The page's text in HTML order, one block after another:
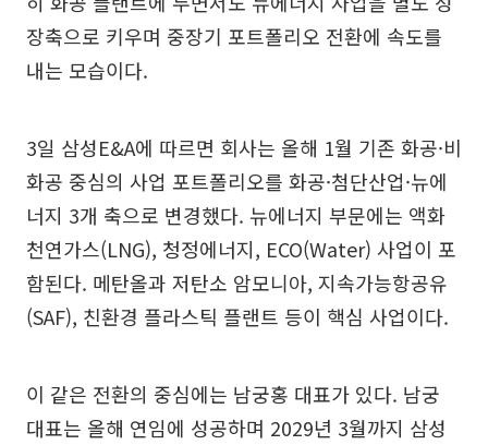
장축으로 키우며 중장기 포트폴리오 전환에 속도를
내는 모습이다.
3일 삼성E&A에 따르면 회사는 올해 1월 기존 화공·비
화공 중심의 사업 포트폴리오를 화공·첨단산업·뉴에
너지 3개 축으로 변경했다. 뉴에너지 부문에는 액화
천연가스(LNG), 청정에너지, ECO(Water) 사업이 포
함된다. 메탄올과 저탄소 암모니아, 지속가능항공유
(SAF), 친환경 플라스틱 플랜트 등이 핵심 사업이다.
이 같은 전환의 중심에는 남궁홍 대표가 있다. 남궁
대표는 올해 연임에 성공하며 2029년 3월까지 삼성